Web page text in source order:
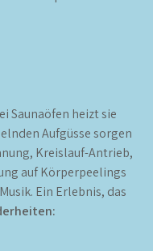
Saunaöfen heizt sie
Aufgüsse sorgen
Kreislauf-Antrieb,
auf Körperpeelings
Ein Erlebnis, das